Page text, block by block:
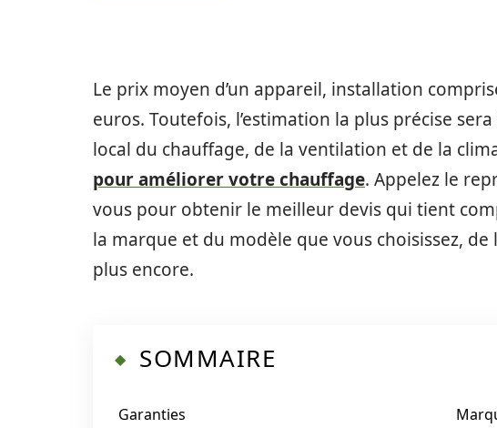
Le prix moyen d’un appareil, installation
euros. Toutefois, l’estimation la plus précise
local du chauffage, de la ventilation et de la
pour améliorer votre chauffage. Appelez le
vous pour obtenir le meilleur devis qui tient
la marque et du modèle que vous choisissez,
plus encore.
SOMMAIRE
Garanties